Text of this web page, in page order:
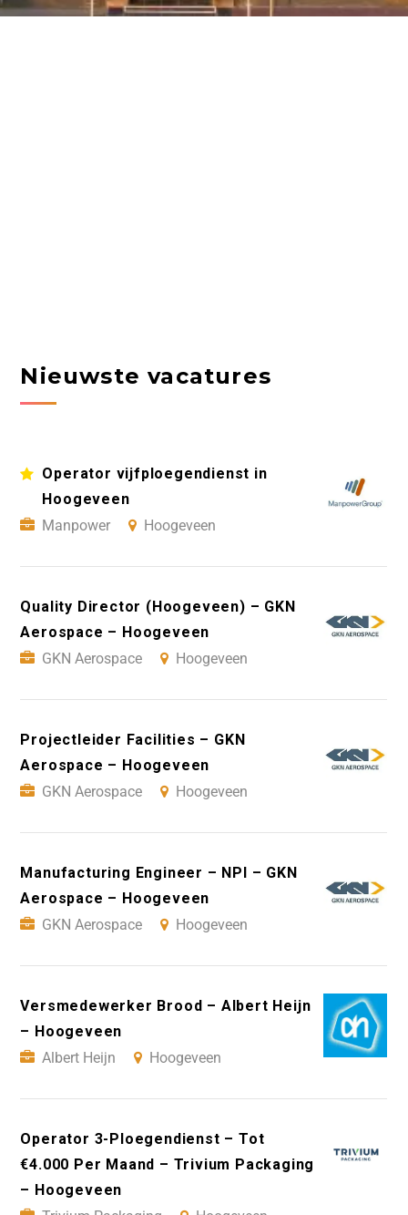
Nieuwste vacatures
Operator vijfploegendienst in
Hoogeveen
Manpower
Hoogeveen
Quality Director (Hoogeveen) – GKN
Aerospace – Hoogeveen
GKN Aerospace
Hoogeveen
Projectleider Facilities – GKN
Aerospace – Hoogeveen
GKN Aerospace
Hoogeveen
Manufacturing Engineer – NPI – GKN
Aerospace – Hoogeveen
GKN Aerospace
Hoogeveen
Versmedewerker Brood – Albert Heijn
– Hoogeveen
Albert Heijn
Hoogeveen
Operator 3-Ploegendienst – Tot
€4.000 Per Maand – Trivium Packaging
– Hoogeveen